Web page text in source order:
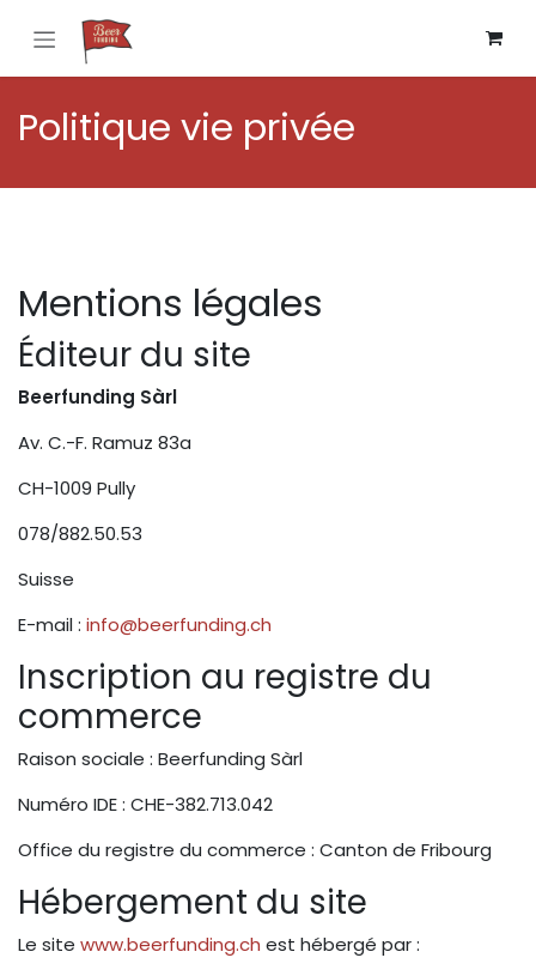
Politique vie privée
Mentions légales
Éditeur du site
Beerfunding Sàrl
Av. C.-F. Ramuz 83a
CH-1009 Pully
078/882.50.53
Suisse
E-mail : info@beerfunding.ch
Inscription au registre du
commerce
Raison sociale : Beerfunding Sàrl
Numéro IDE : CHE-382.713.042
Office du registre du commerce : Canton de Fribourg
Hébergement du site
Le site www.beerfunding.ch est hébergé par :